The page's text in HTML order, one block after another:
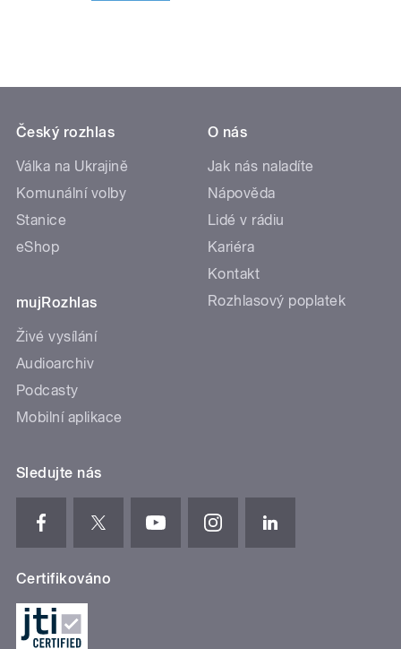
Český rozhlas
Válka na Ukrajině
Komunální volby
Stanice
eShop
mujRozhlas
Živé vysílání
Audioarchiv
Podcasty
Mobilní aplikace
O nás
Jak nás naladíte
Nápověda
Lidé v rádiu
Kariéra
Kontakt
Rozhlasový poplatek
Sledujte nás
Certifikováno